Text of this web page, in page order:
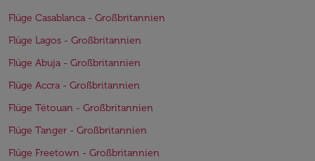
Flüge Casablanca - Großbritannien
Flüge Lagos - Großbritannien
Flüge Abuja - Großbritannien
Flüge Accra - Großbritannien
Flüge Tétouan - Großbritannien
Flüge Tanger - Großbritannien
Flüge Freetown - Großbritannien